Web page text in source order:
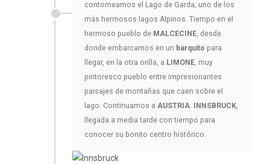
contorneamos el Lago de Garda, uno de los
más hermosos lagos Alpinos. Tiempo en el
hermoso pueblo de MALCECINE, desde
donde embarcamos en un barquito para
llegar, en la otra orilla, a LIMONE, muy
pintoresco pueblo entre impresionantes
paisajes de montañas que caen sobre el
lago. Continuamos a AUSTRIA. INNSBRUCK,
llegada a media tarde con tiempo para
conocer su bonito centro histórico.